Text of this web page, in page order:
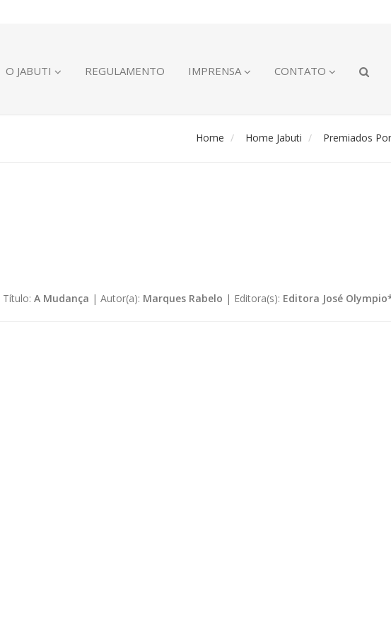
O JABUTI REGULAMENTO IMPRENSA CONTATO
Home Home Jabuti Premiados
Título: A Mudança | Autor(a): Marques Rabelo | Editora(s): Editora José